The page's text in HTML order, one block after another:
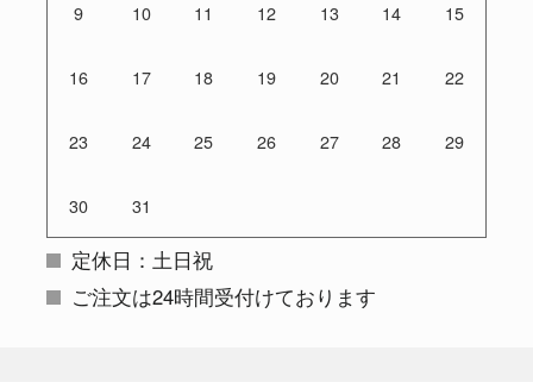
9 10 11 12 13 14 15
16 17 18 19 20 21 22
23 24 25 26 27 28 29
30 31
定休日：土日祝
ご注文は24時間受付けております